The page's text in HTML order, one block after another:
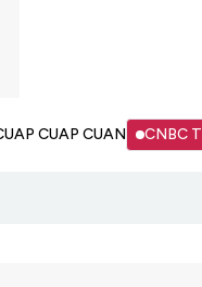
CUAP CUAN CNBC